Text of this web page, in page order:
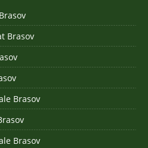
Brasov
Brasov
Brasov